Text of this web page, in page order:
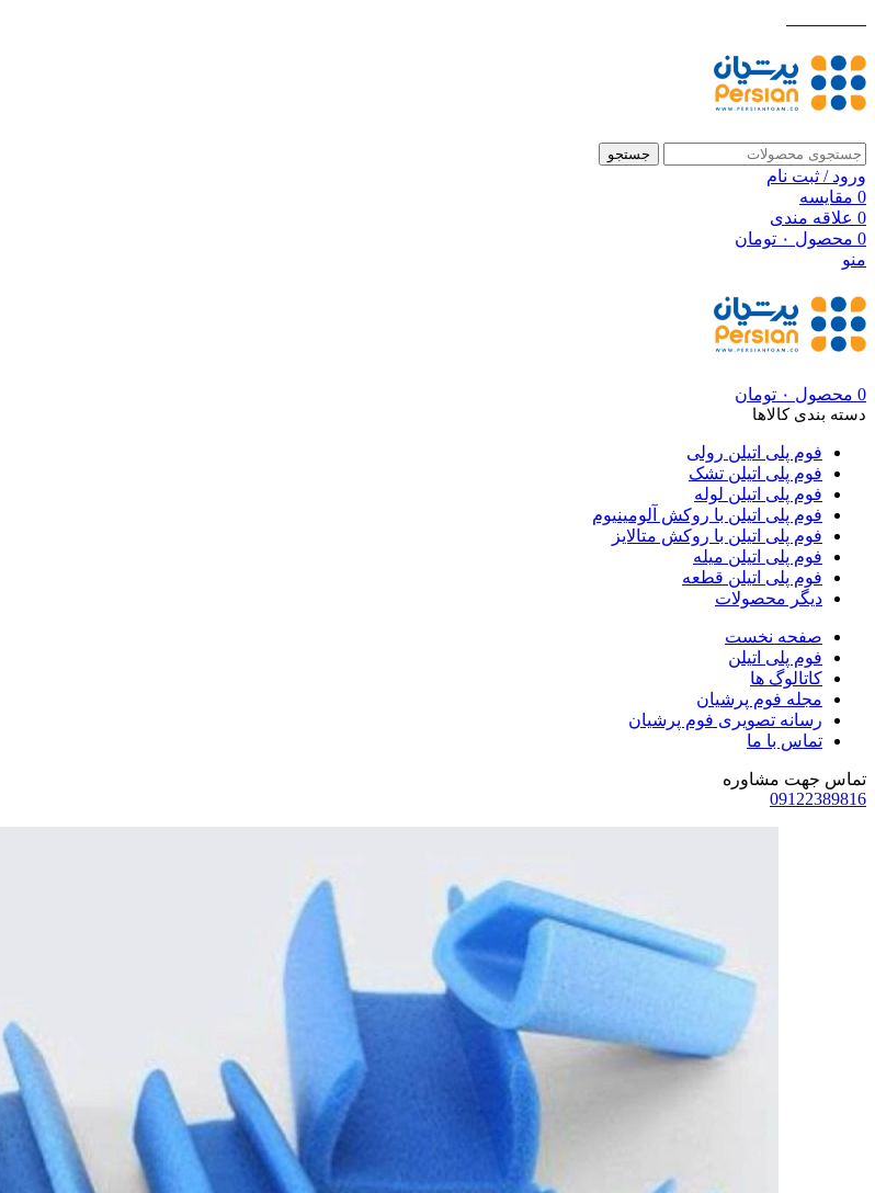
جستجو
ورود / ثبت نام
0 مقایسه
0 علاقه مندی
0 محصول ۰ تومان
منو
0 محصول ۰ تومان
دسته بندی کالاها
فوم پلی اتیلن رولی
فوم پلی اتیلن تشک
فوم پلی اتیلن لوله
فوم پلی اتیلن با روکش آلومینیوم
فوم پلی اتیلن با روکش متالایز
فوم پلی اتیلن میله
فوم پلی اتیلن قطعه
دیگر محصولات
صفحه نخست
فوم پلی اتیلن
کاتالوگ ها
مجله فوم پرشیان
رسانه تصویری فوم پرشیان
تماس با ما
تماس جهت مشاوره
09122389816